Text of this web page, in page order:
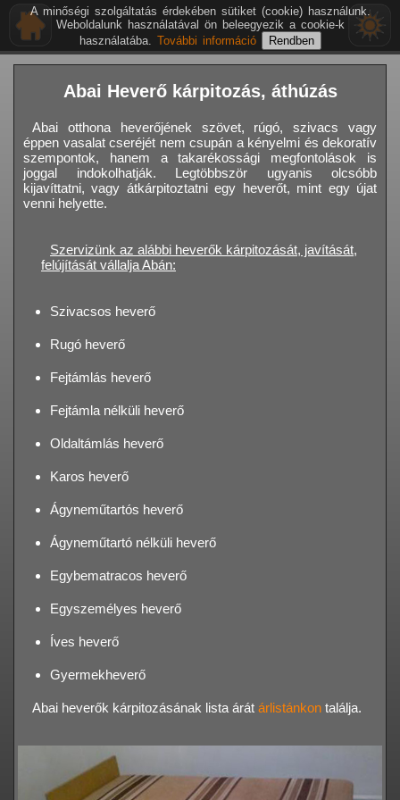
Abai Heverő kárpitozás, áthúzás
Abai otthona heverőjének szövet, rúgó, szivacs vagy
éppen vasalat cseréjét nem csupán a kényelmi és dekoratív
szempontok, hanem a takarékossági megfontolások is
joggal indokolhatják. Legtöbbször ugyanis olcsóbb
kijavíttatni, vagy átkárpitoztatni egy heverőt, mint egy újat
venni helyette.
Szervizünk az alábbi heverők kárpitozását, javítását,
felújítását vállalja Abán:
Szivacsos heverő
Rugó heverő
Fejtámlás heverő
Fejtámla nélküli heverő
Oldaltámlás heverő
Karos heverő
Ágyneműtartós heverő
Ágyneműtartó nélküli heverő
Egybematracos heverő
Egyszemélyes heverő
Íves heverő
Gyermekheverő
Abai heverők kárpitozásának lista árát árlistánkon találja.
A minőségi szolgáltatás érdekében sütiket (cookie) használunk.
Weboldalunk használatával ön beleegyezik a cookie-k
használatába. További információ